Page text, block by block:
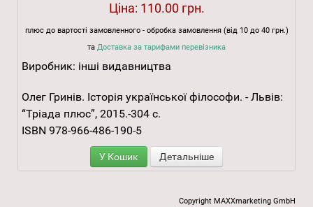
Ціна: 110.00 грн.
плюс до вартості замовленного - обробка замовлення (від 10 до 40 грн.)
та Доставка за тарифами перевізника
Виробник: інші видавництва
Олег Гринів. Історія української філософи. - Львів:
“Тріада плюс”, 2015.-304 с.
ISBN 978-966-486-190-5
У Кошик Детальніше
Copyright MAXXmarketing GmbH